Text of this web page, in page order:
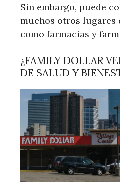
Sin embargo, puede
muchos otros lugares
como farmacias y
¿FAMILY DOLLAR
DE SALUD Y